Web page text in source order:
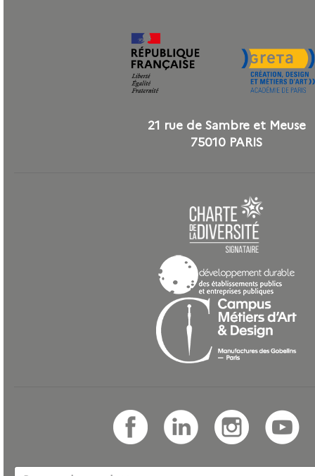
21 rue de Sambre et Meuse
75010 PARIS